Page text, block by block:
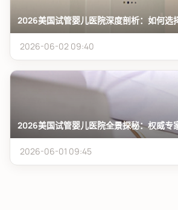
2026美国试管婴儿医院深度剖析：如何选
2026-06-02 09:40
2026美国试管婴儿医院全景探秘：权威专
2026-06-01 09:45